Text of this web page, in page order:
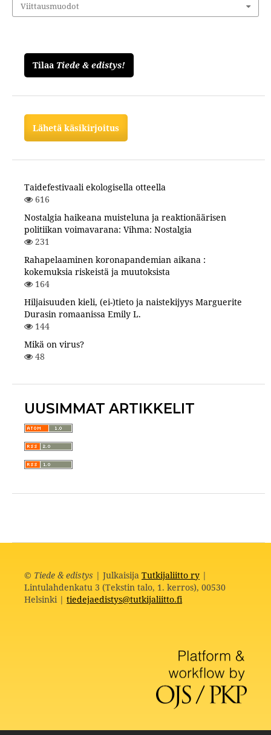
Viittausmuodot
Tilaa Tiede & edistys!
Lähetä käsikirjoitus
Taidefestivaali ekologisella otteella
616
Nostalgia haikeana muisteluna ja reaktionäärisen
politiikan voimavarana: Vihma: Nostalgia
231
Rahapelaaminen koronapandemian aikana :
kokemuksia riskeistä ja muutoksista
164
Hiljaisuuden kieli, (ei-)tieto ja naistekijyys Marguerite
Durasin romaanissa Emily L.
144
Mikä on virus?
48
UUSIMMAT ARTIKKELIT
© Tiede & edistys | Julkaisija Tutkijaliitto ry|
Lintulahdenkatu 3 (Tekstin talo, 1. kerros), 00530
Helsinki | tiedejaedistys@tutkijaliitto.fi